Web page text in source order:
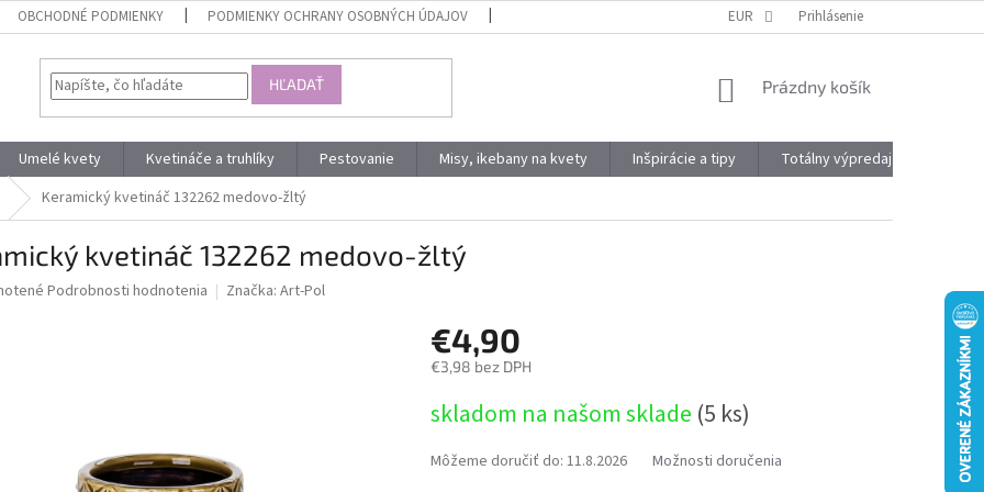
OBCHODNÉ PODMIENKY PODMIENKY OCHRANY OSOBNÝCH ÚDAJOV OBJEMOVÉ ZĽAVY VÝHODY REGISTRÁCIE
EUR Prihlásenie
HĽADAŤ
NÁKUPNÝ
Prázdny košík
Umelé kvety Kvetináče a truhlíky Pestovanie Misy, ikebany na kvety Inšpirácie a tipy Totálny výpredaj
Keramický kvetináč 132262 medovo-žltý
kvetináč 132262 medovo-žltý
Podrobnosti hodnotenia Značka: Art-Pol
€4,90
€3,98 bez DPH
cena:
skladom na našom sklade (5 ks)
Môžeme doručiť do: 11.8.2026 Možnosti doručenia